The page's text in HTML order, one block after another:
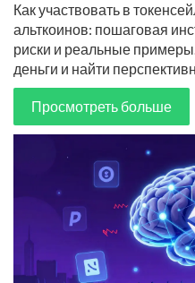
Как участвовать в
альткоинов: пошаговая
риски и реальные
деньги и найти
Просмотреть больше